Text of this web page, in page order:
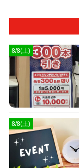
8/8(土)
8/8(土)